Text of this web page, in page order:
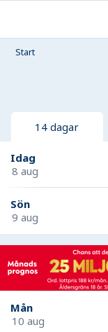
Start
14 dagar
Idag
8 aug
Sön
9 aug
Mån
10 aug